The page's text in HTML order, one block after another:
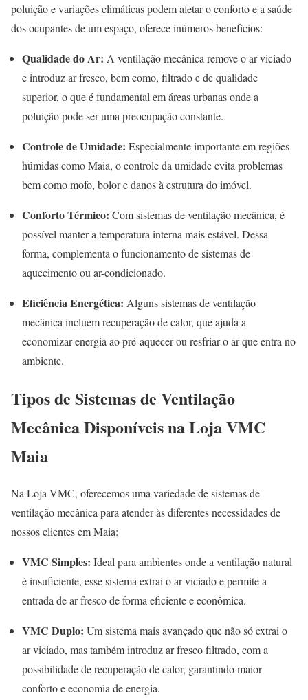
poluição e variações climáticas podem afetar o conforto e a saúde
dos ocupantes de um espaço, oferece inúmeros benefícios:
Qualidade do Ar: A ventilação mecânica remove o ar viciado
e introduz ar fresco, bem como, filtrado e de qualidade
superior, o que é fundamental em áreas urbanas onde a
poluição pode ser uma preocupação constante.
Controle de Umidade: Especialmente importante em regiões
húmidas como Maia, o controle da umidade evita problemas
bem como mofo, bolor e danos à estrutura do imóvel.
Conforto Térmico: Com sistemas de ventilação mecânica, é
possível manter a temperatura interna mais estável. Dessa
forma, complementa o funcionamento de sistemas de
aquecimento ou ar-condicionado.
Eficiência Energética: Alguns sistemas de ventilação
mecânica incluem recuperação de calor, que ajuda a
economizar energia ao pré-aquecer ou resfriar o ar que entra no
ambiente.
Tipos de Sistemas de Ventilação
Mecânica Disponíveis na Loja VMC
Maia
Na Loja VMC, oferecemos uma variedade de sistemas de
ventilação mecânica para atender às diferentes necessidades de
nossos clientes em Maia:
VMC Simples: Ideal para ambientes onde a ventilação natural
é insuficiente, esse sistema extrai o ar viciado e permite a
entrada de ar fresco de forma eficiente e econômica.
VMC Duplo: Um sistema mais avançado que não só extrai o
ar viciado, mas também introduz ar fresco filtrado, com a
possibilidade de recuperação de calor, garantindo maior
conforto e economia de energia.